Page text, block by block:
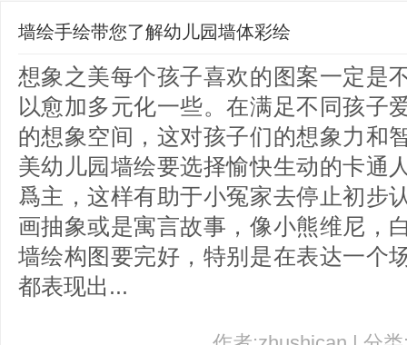
墙绘手绘带您了解幼儿园墙体彩绘
想象之美每个孩子喜欢的图案一定是
以愈加多元化一些。在满足不同孩子
的想象空间，这对孩子们的想象力和
美幼儿园墙绘要选择愉快生动的卡通
爲主，这样有助于小冤家去停止初步
画抽象或是寓言故事，像小熊维尼，
墙绘构图要完好，特别是在表达一个
都表现出...